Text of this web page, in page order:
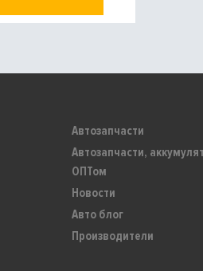
Автозапчасти
Автозапчасти,
ОПТом
Новости
Авто блог
Производители